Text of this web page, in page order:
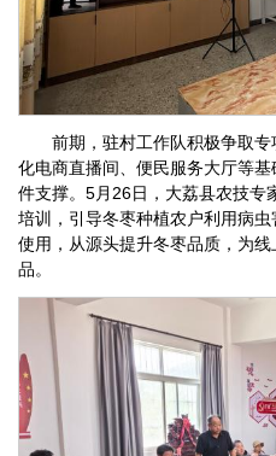
前期，驻村工作队积极争取
化电商直播间、便民服务大厅等
件支撑。5月26日，大荔县农技专
培训，引导冬枣种植农户利用病
使用，从源头提升冬枣品质，为
品。